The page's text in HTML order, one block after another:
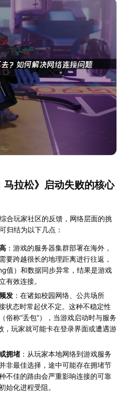
马拉松》启动失败的核心
合玩家社区的反馈，网络层面的挑
归结为以下几点：
：游戏的服务器集群部署在海外，
要跨越很长的地理距离进行往返，
值）和数据同步异常，结果是游戏
有效连接。
发 ：在诸如校园网络、公共场所
状态时常起伏不定。这种不稳定性
俗称“丢包”），当游戏启动时与服务
，玩家就可能卡在登录界面或遭遇游
拥堵 ：从玩家本地网络到游戏服务
非最佳选择，途中可能存在拥堵节
不佳的路由会严重影响连接的可靠
始化进程受阻。